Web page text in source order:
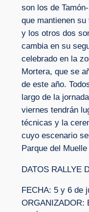
son los de
que mantienen
y los otros dos
cambia en su
celebrado en la
Mortera, que se
de este año.
largo de la
viernes tendrán
técnicas y la
cuyo escenario
Parque del
DATOS RALLYE
FECHA: 5 y 6 de
ORGANIZADOR: